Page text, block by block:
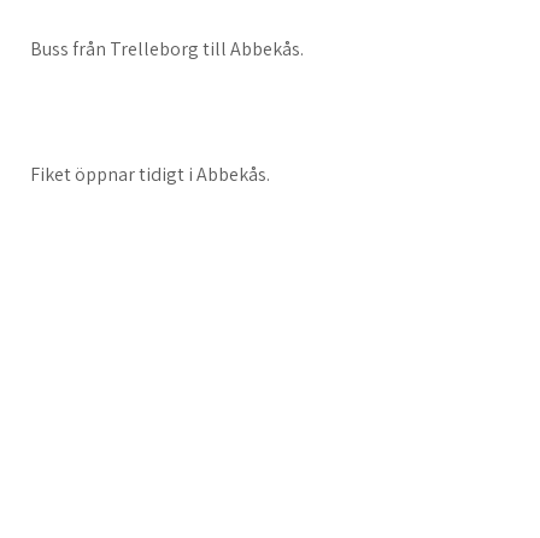
Buss från Trelleborg till Abbekås.
Fiket öppnar tidigt i Abbekås.